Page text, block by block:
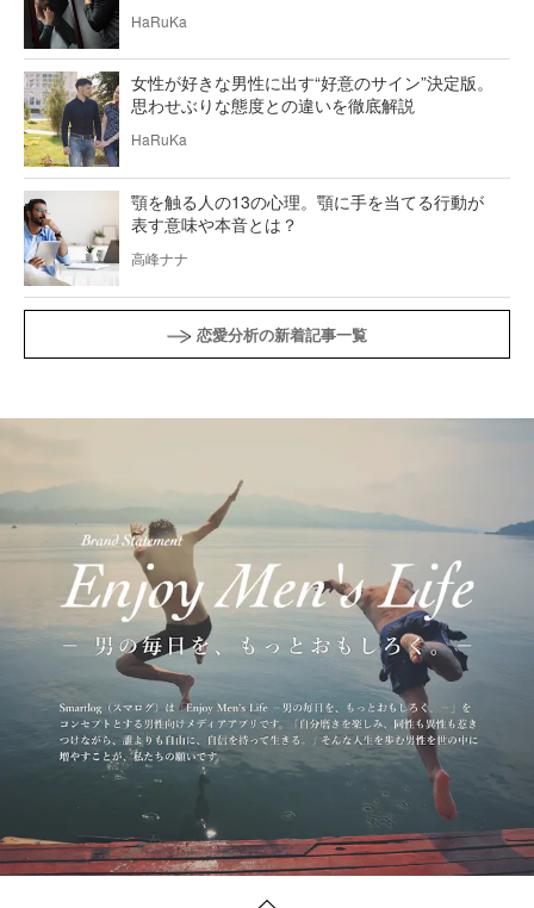
HaRuKa
女性が好きな男性に出す“好意のサイン”決定版。
思わせぶりな態度との違いを徹底解説
HaRuKa
顎を触る人の13の心理。顎に手を当てる行動が
表す意味や本音とは？
高峰ナナ
恋愛分析の新着記事一覧